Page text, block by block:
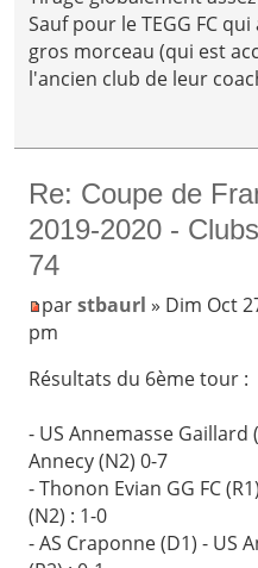
Sauf pour le TEGG FC
gros morceau (qui est
l'ancien club de leur
Re: Coupe de
2019-2020 -
74
parstbaurl » Dim Oct
pm
Résultats du 6ème tour :
- US Annemasse Gaillard
Annecy (N2) 0-7
- Thonon Evian GG FC
(N2) : 1-0
- AS Craponne (D1) - US